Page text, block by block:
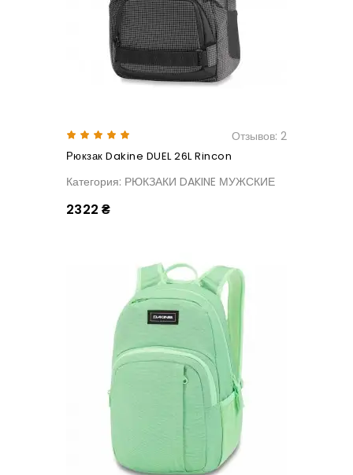
Отзывов: 2
Рюкзак Dakine DUEL 26L Rincon
Категория: РЮКЗАКИ DAKINE МУЖСКИЕ
2322 ₴